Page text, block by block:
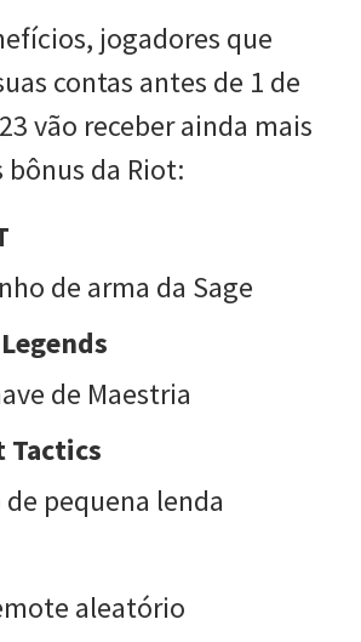
jogadores que
contas antes de 1 de
vão receber ainda mais
bônus da Riot:
de arma da Sage
de Maestria
Tactics
de pequena lenda
aleatório